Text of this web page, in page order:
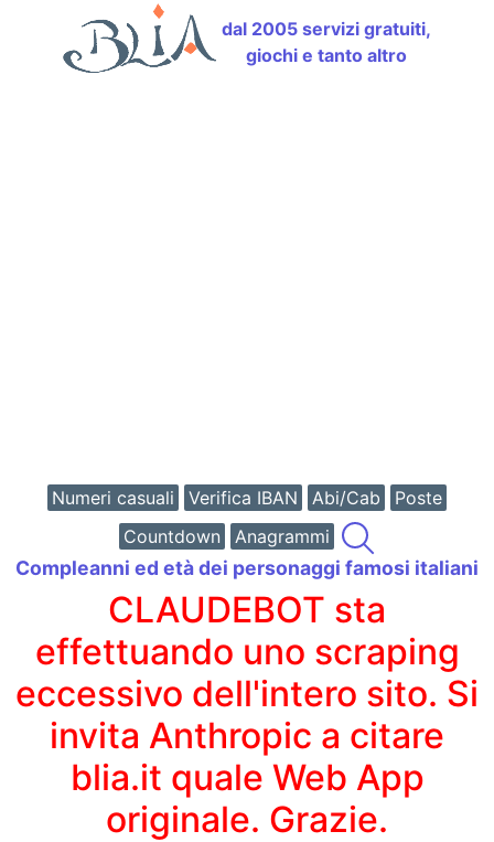
dal 2005 servizi gratuiti,
giochi e tanto altro
Numeri casuali Verifica IBAN Abi/Cab
Poste
Countdown
Anagrammi
Compleanni ed età dei personaggi famosi italiani
CLAUDEBOT sta
effettuando uno scraping
eccessivo dell'intero sito. Si
invita Anthropic a citare
blia.it quale Web App
originale. Grazie.